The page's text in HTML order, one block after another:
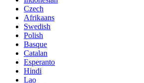
Czech
Afrikaans
Swedish
Polish
Basque
Catalan
Esperanto
Hindi
Lao